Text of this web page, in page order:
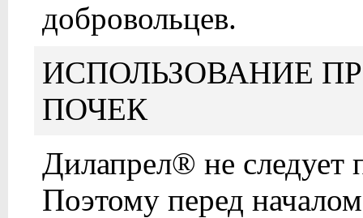
добровольцев.
ИСПОЛЬЗОВАНИЕ
ПОЧЕК
Дилапрел® не следует
Поэтому перед